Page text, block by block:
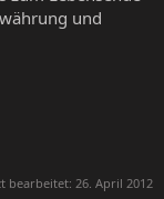
und
bearbeitet: 26. April 2012